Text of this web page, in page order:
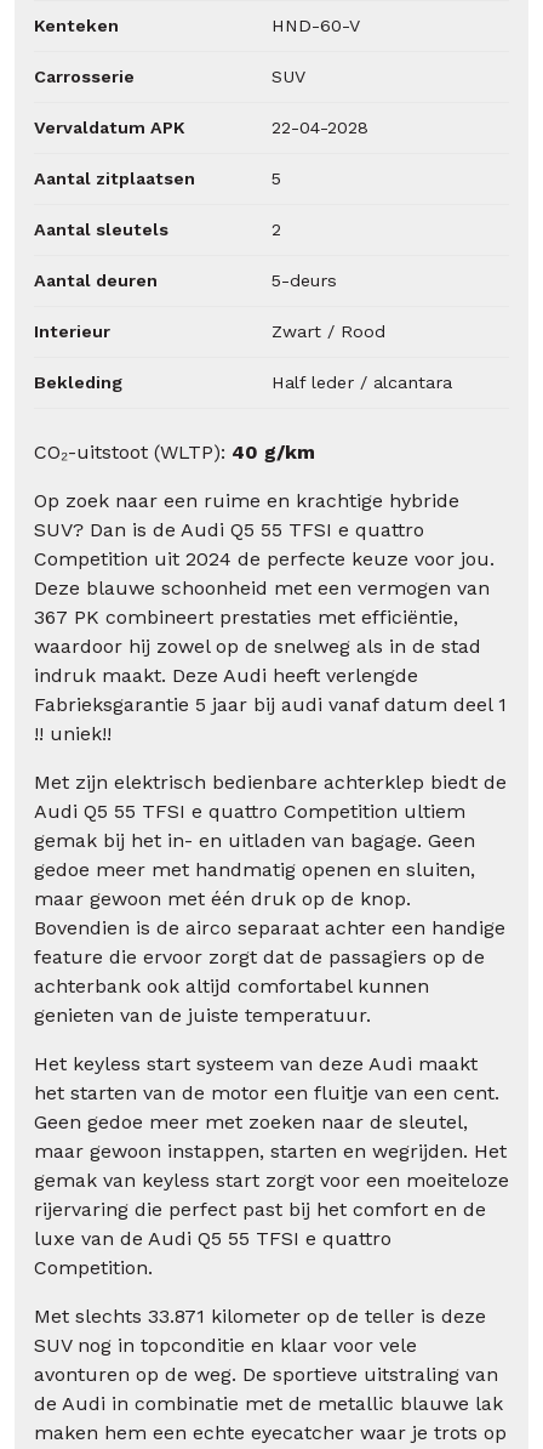
Kenteken HND-60-V
Carrosserie SUV
Vervaldatum APK 22-04-2028
Aantal zitplaatsen 5
Aantal sleutels 2
Aantal deuren 5-deurs
Interieur Zwart / Rood
Bekleding Half leder / alcantara
CO₂-uitstoot (WLTP): 40 g/km
Op zoek naar een ruime en krachtige hybride
SUV? Dan is de Audi Q5 55 TFSI e quattro
Competition uit 2024 de perfecte keuze voor jou.
Deze blauwe schoonheid met een vermogen van
367 PK combineert prestaties met efficiëntie,
waardoor hij zowel op de snelweg als in de stad
indruk maakt. Deze Audi heeft verlengde
Fabrieksgarantie 5 jaar bij audi vanaf datum deel 1
!! uniek!!
Met zijn elektrisch bedienbare achterklep biedt de
Audi Q5 55 TFSI e quattro Competition ultiem
gemak bij het in- en uitladen van bagage. Geen
gedoe meer met handmatig openen en sluiten,
maar gewoon met één druk op de knop.
Bovendien is de airco separaat achter een handige
feature die ervoor zorgt dat de passagiers op de
achterbank ook altijd comfortabel kunnen
genieten van de juiste temperatuur.
Het keyless start systeem van deze Audi maakt
het starten van de motor een fluitje van een cent.
Geen gedoe meer met zoeken naar de sleutel,
maar gewoon instappen, starten en wegrijden. Het
gemak van keyless start zorgt voor een moeiteloze
rijervaring die perfect past bij het comfort en de
luxe van de Audi Q5 55 TFSI e quattro
Competition.
Met slechts 33.871 kilometer op de teller is deze
SUV nog in topconditie en klaar voor vele
avonturen op de weg. De sportieve uitstraling van
de Audi in combinatie met de metallic blauwe lak
maken hem een echte eyecatcher waar je trots op